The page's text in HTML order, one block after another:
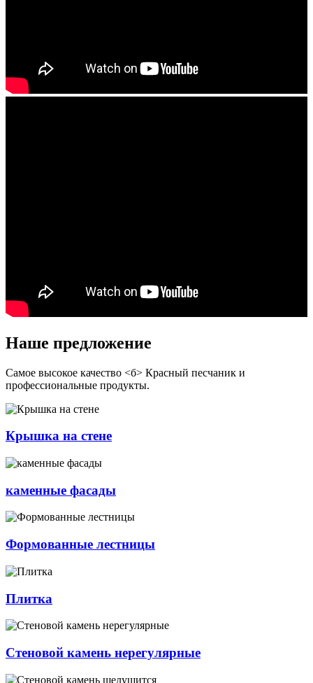
Наше предложение
Самое высокое качество <б> Красный песчаник и
профессиональные продукты.
Крышка на стене
каменные фасады
Формованные лестницы
Плитка
Стеновой камень нерегулярные